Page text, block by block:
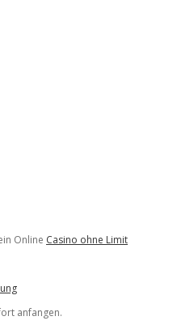
Online Casino ohne Limit
anfangen.